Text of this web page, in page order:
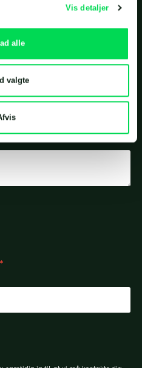
Vis detaljer
alle
valgte
*